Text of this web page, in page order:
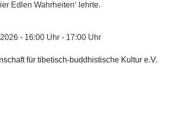
Edlen Wahrheiten‘ lehrte.
- 16:00 Uhr - 17:00 Uhr
für tibetisch-buddhistische Kultur e.V.